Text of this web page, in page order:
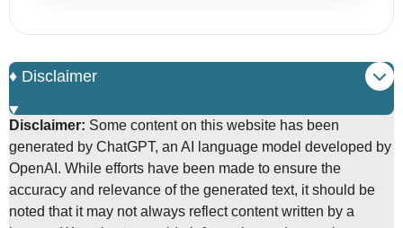
♦️ Disclaimer
Disclaimer: Some content on this website has been
generated by ChatGPT, an AI language model developed by
OpenAI. While efforts have been made to ensure the
accuracy and relevance of the generated text, it should be
noted that it may not always reflect content written by a